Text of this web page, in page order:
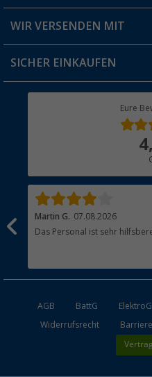
Jobs & Karriere
Versandinformationen
Rücksendung
WIR VERSENDEN MIT
SICHER EINKAUFEN
Eure
Martin G. 07.08.2026
Das Personal ist sehr
AGB BattG ElektroG
Widerrufsrecht